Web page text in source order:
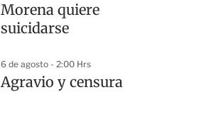
Morena quiere
suicidarse
6 de agosto - 2:00 Hrs
Agravio y censura